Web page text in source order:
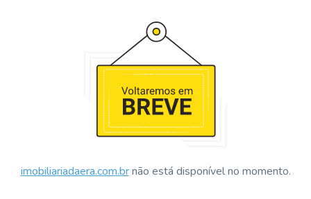
imobiliariadaera.com.brnão está disponível no momento.